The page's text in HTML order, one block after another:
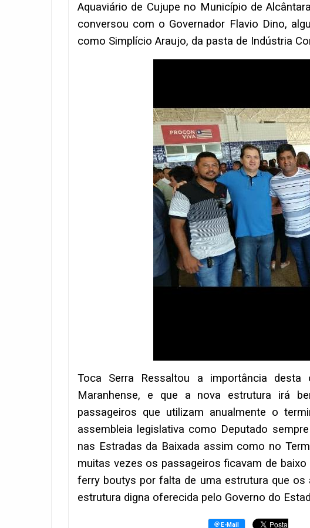
Aquaviário de Cujupe no Município de
conversou com o Governador Flavio Dino,
como Simplício Araujo, da pasta de Indústria
Toca Serra Ressaltou a importância
Maranhense, e que a nova estrutura irá
passageiros que utilizam anualmente o
assembleia legislativa como Deputado
nas Estradas da Baixada assim como no
muitas vezes os passageiros ficavam de
ferry boutys por falta de uma estrutura que
estrutura digna oferecida pelo Governo do